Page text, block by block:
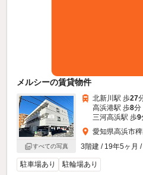
メルシーの賃貸物件
すべての写真
北新川駅 歩27
高浜港駅 歩8分
三河高浜駅 歩9
愛知県高浜市
3階建 / 19年5ヶ月 /
駐車場あり 駐輪場あり